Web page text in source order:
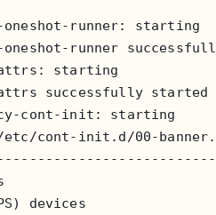
runner: starting
runner
starting
successfully started
cont-init: starting
cont-init.d/00-
devices